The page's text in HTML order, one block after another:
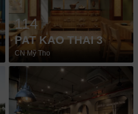
114
PAT KAO THAI 3
CN Mỹ Tho